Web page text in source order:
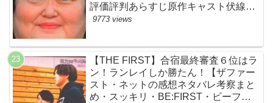
評価評判あらすじ原作キャスト伏線ま
とめ】
9773 views
【THE FIRST】合宿最終審査６位はラ
ン！ランレイしか勝たん！【ザファー
スト・ネットの感想ネタバレ考察まと
め・スッキリ・BE:FIRST・ビーファ